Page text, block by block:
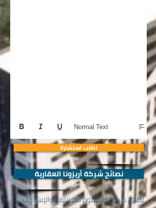
Normal Text
تطلق شركة أوبتيموم للاستثمار والإنشاءات
نصائح شركة أريزونا العقارية
اطلب استشارة